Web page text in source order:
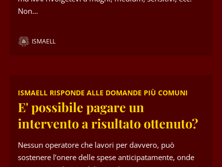
Non…
ISMAELL
ISMAELL RISPONDE ALLE DOMANDE PIÙ COMUNI
E' possibile pagare un
intervento a risultato ottenuto?
Nessun operatore che lavori per davvero, può
sostenere l’onere delle spese anticipatamente, onde